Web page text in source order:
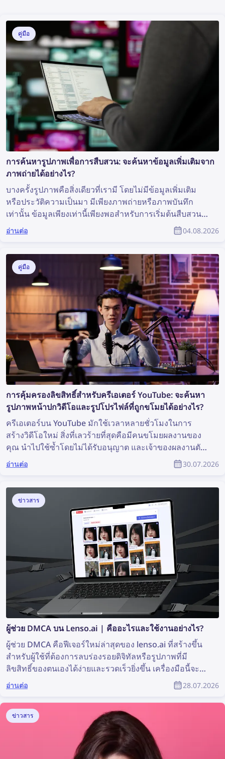
คู่มือ
การค้นหารูปภาพเพื่อการสืบสวน: จะค้นหาข้อมูลเพิ่มเติมจาก
ภาพถ่ายได้อย่างไร?
บางครั้งรูปภาพคือสิ่งเดียวที่เรามี โดยไม่มีข้อมูลเพิ่มเติม
หรือประวัติความเป็นมา มีเพียงภาพถ่ายหรือภาพบันทึก
เท่านั้น ข้อมูลเพียงเท่านี้เพียงพอสำหรับการเริ่มต้นสืบสวน
หรือไม่? แม้จะไม่ใช่สถานการณ์ที่เหมาะสมที่สุด แต่ก็เพียง
พอสำหรับการค้นหารูปภาพ ซึ่งอาจเปิดเผยข้อมูลอันมีค่า
เพิ่มเติมจากภาพถ่ายได้อย่างไร?
อ่านต่อ 04.08.2026
คู่มือ
การคุ้มครองลิขสิทธิ์สำหรับครีเอเตอร์ YouTube: จะค้นหา
รูปภาพหน้าปกวิดีโอและรูปโปรไฟล์ที่ถูกขโมยได้อย่างไร?
ครีเอเตอร์บน YouTube มักใช้เวลาหลายชั่วโมงในการ
สร้างวิดีโอใหม่ สิ่งที่เลวร้ายที่สุดคือมีคนขโมยผลงานของ
คุณ นำไปใช้ซ้ำโดยไม่ได้รับอนุญาต และเจ้าของผลงานตัว
จริงกลับไม่ได้รับการยอมรับใด ๆ เลย แล้วคุณจะค้นหา
เนื้อหาที่ถูกขโมยและปกป้องลิขสิทธิ์ของตนเองในฐานะ
อ่านต่อ 30.07.2026
ข่าวสาร
ผู้ช่วย DMCA บน Lenso.ai | คืออะไรและใช้งานอย่างไร?
ผู้ช่วย DMCA คือฟีเจอร์ใหม่ล่าสุดของ lenso.ai ที่สร้างขึ้น
สำหรับผู้ใช้ที่ต้องการลบร่องรอยดิจิทัลหรือรูปภาพที่มี
ลิขสิทธิ์ของตนเองได้ง่ายและรวดเร็วยิ่งขึ้น เครื่องมือนี้จะ
สร้างอีเมลที่พร้อมคัดลอกและวาง เพื่อใช้ส่งคำขอลบเนื้อหา
ตาม DMCA ไปยังเว็บไซต์ที่พบรูปภาพของคุณ อ่านต่อเพื่อดู
ว่าคุณจะลบเนื้อหารูปภาพของตนเองออกจากเว็บไซต์ต่าง ๆ
ได้อย่างไรด้วยความช่วยเหลือจากผู้ช่วย DMCA ของ
อ่านต่อ 28.07.2026
ข่าวสาร